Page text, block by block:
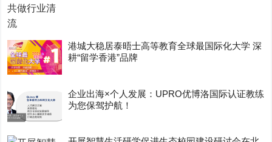
港城大稳居泰晤士高等教育全球最国际化大学 深
耕“留学香港”品牌
企业出海×个人发展：UPRO优博洛国际认证教练
为您保驾护航！